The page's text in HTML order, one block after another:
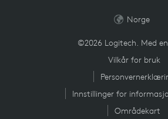
©2026 Logitech. Med
Vilkår for bruk
Innstillinger for
Områdekart
Norge